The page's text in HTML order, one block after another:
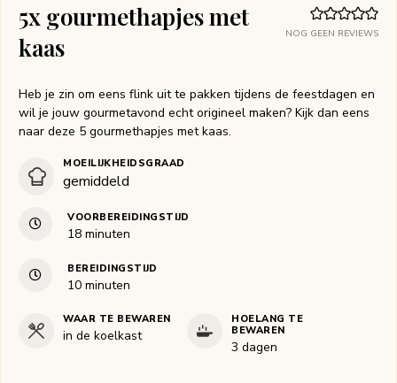
NOG GEEN REVIEWS
5x gourmethapjes met
kaas
Heb je zin om eens flink uit te pakken tijdens de feestdagen en
wil je jouw gourmetavond echt origineel maken? Kijk dan eens
naar deze 5 gourmethapjes met kaas.
MOEILIJKHEIDSGRAAD
gemiddeld
VOORBEREIDINGSTIJD
18minuten
minuten
BEREIDINGSTIJD
10minuten
minuten
WAAR TE BEWAREN
in de koelkast
HOELANG TE
BEWAREN
3 dagen